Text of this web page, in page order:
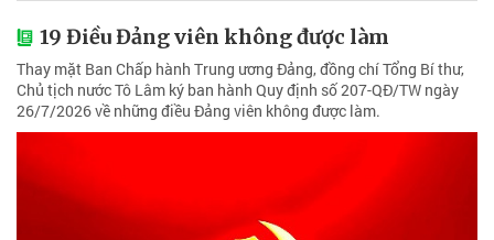
19 Điều Đảng viên không được làm
Thay mặt Ban Chấp hành Trung ương Đảng, đồng chí Tổng Bí thư,
Chủ tịch nước Tô Lâm ký ban hành Quy định số 207-QĐ/TW ngày
26/7/2026 về những điều Đảng viên không được làm.